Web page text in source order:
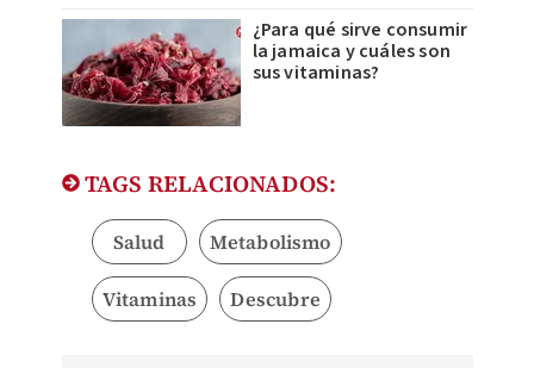
¿Para qué sirve consumir
la jamaica y cuáles son
sus vitaminas?
TAGS RELACIONADOS:
Salud Metabolismo
Vitaminas Descubre